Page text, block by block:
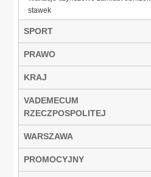
stawek
SPORT
PRAWO
KRAJ
VADEMECUM
RZECZPOSPOLITEJ
WARSZAWA
PROMOCYJNY